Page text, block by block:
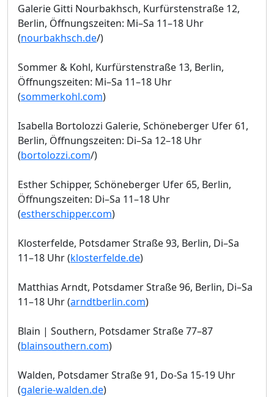
Galerie Gitti Nourbakhsch, Kurfürstenstraße 12,
Berlin, Öffnungszeiten: Mi–Sa 11–18 Uhr
(nourbakhsch.de/)
Sommer & Kohl, Kurfürstenstraße 13, Berlin,
Öffnungszeiten: Mi–Sa 11–18 Uhr
(sommerkohl.com)
Isabella Bortolozzi Galerie, Schöneberger Ufer 61,
Berlin, Öffnungszeiten: Di–Sa 12–18 Uhr
(bortolozzi.com/)
Esther Schipper, Schöneberger Ufer 65, Berlin,
Öffnungszeiten: Di–Sa 11–18 Uhr
(estherschipper.com)
Klosterfelde, Potsdamer Straße 93, Berlin, Di–Sa
11–18 Uhr (klosterfelde.de)
Matthias Arndt, Potsdamer Straße 96, Berlin, Di–Sa
11–18 Uhr (arndtberlin.com)
Blain | Southern, Potsdamer Straße 77–87
(blainsouthern.com)
Walden, Potsdamer Straße 91, Do-Sa 15-19 Uhr
(galerie-walden.de)